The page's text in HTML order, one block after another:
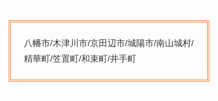
八幡市/木津川市/京田辺市/城陽市/南山城村/
精華町/笠置町/和束町/井手町